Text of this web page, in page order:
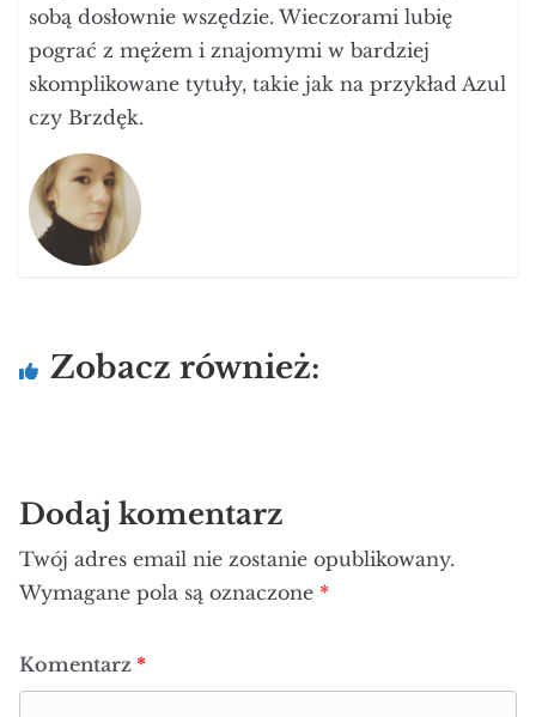
sobą dosłownie wszędzie. Wieczorami lubię
pograć z mężem i znajomymi w bardziej
skomplikowane tytuły, takie jak na przykład Azul
czy Brzdęk.
Zobacz również:
Dodaj komentarz
Twój adres email nie zostanie opublikowany.
Wymagane pola są oznaczone *
Komentarz *